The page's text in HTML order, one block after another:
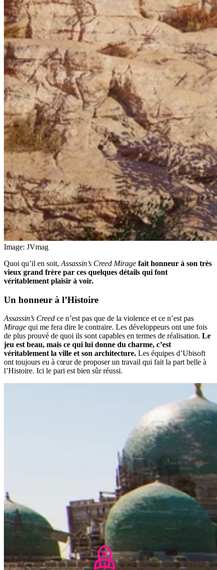
Image: JVmag
Quoi qu’il en soit, Assassin’s Creed Mirage fait honneur à son très
vieux grand frère par ces quelques détails qui font
véritablement plaisir à voir.
Un honneur à l’Histoire
Assassin’s Creed ce n’est pas que de la violence et ce n’est pas
Mirage qui me fera dire le contraire. Les développeurs ont une fois
de plus prouvé de quoi ils sont capables en termes de réalisation. Le
jeu est beau, mais ce qui lui donne du charme, c’est
véritablement la ville et son architecture. Les équipes d’Ubisoft
ont toujours eu à cœur de proposer un travail qui fait la part belle à
l’Histoire. Ici le pari est bien sûr réussi.